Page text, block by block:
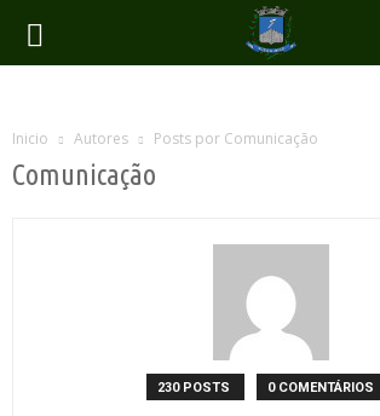
Inicio Autores Posts por Comunicação
Comunicação
230 POSTS 0 COMENTÁRIOS